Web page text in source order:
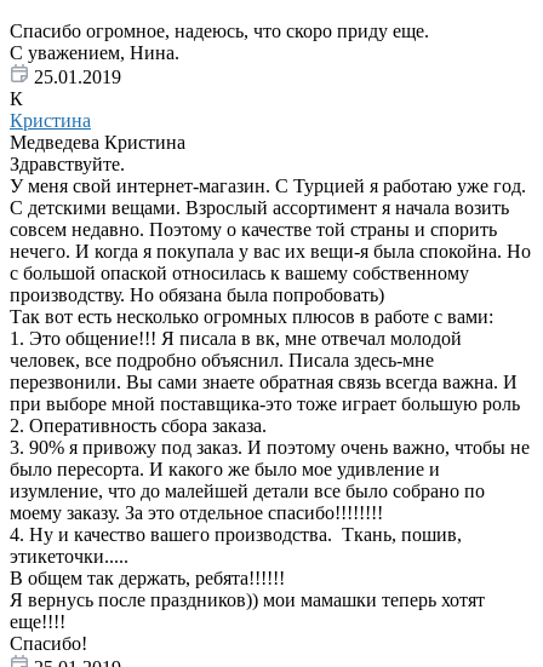
Спасибо огромное, надеюсь, что скоро приду еще.
С уважением, Нина.
25.01.2019
К
Кристина
Медведева Кристина
Здравствуйте.
У меня свой интернет-магазин. С Турцией я работаю уже год.
С детскими вещами. Взрослый ассортимент я начала возить
совсем недавно. Поэтому о качестве той страны и спорить
нечего. И когда я покупала у вас их вещи-я была спокойна. Но
с большой опаской относилась к вашему собственному
производству. Но обязана была попробовать)
Так вот есть несколько огромных плюсов в работе с вами:
1. Это общение!!! Я писала в вк, мне отвечал молодой
человек, все подробно объяснил. Писала здесь-мне
перезвонили. Вы сами знаете обратная связь всегда важна. И
при выборе мной поставщика-это тоже играет большую роль
2. Оперативность сбора заказа.
3. 90% я привожу под заказ. И поэтому очень важно, чтобы не
было пересорта. И какого же было мое удивление и
изумление, что до малейшей детали все было собрано по
моему заказу. За это отдельное спасибо!!!!!!!!
4. Ну и качество вашего производства. Ткань, пошив,
этикеточки.....
В общем так держать, ребята!!!!!!
Я вернусь после праздников)) мои мамашки теперь хотят
еще!!!!
Спасибо!